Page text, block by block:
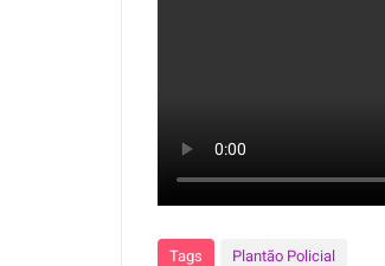
Tags Plantão Policial